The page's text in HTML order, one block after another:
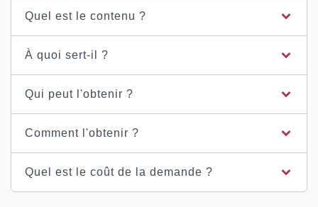
Quel est le contenu ?
À quoi sert-il ?
Qui peut l'obtenir ?
Comment l'obtenir ?
Quel est le coût de la demande ?